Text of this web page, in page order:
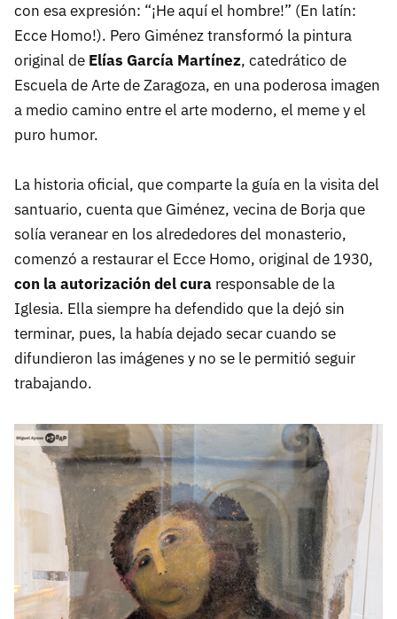
con esa expresión: “¡He aquí el hombre!” (En latín:
Ecce Homo!). Pero Giménez transformó la pintura
original de Elías García Martínez, catedrático de
Escuela de Arte de Zaragoza, en una poderosa imagen
a medio camino entre el arte moderno, el meme y el
puro humor.
La historia oficial, que comparte la guía en la visita del
santuario, cuenta que Giménez, vecina de Borja que
solía veranear en los alrededores del monasterio,
comenzó a restaurar el Ecce Homo, original de 1930,
con la autorización del cura responsable de la
Iglesia. Ella siempre ha defendido que la dejó sin
terminar, pues, la había dejado secar cuando se
difundieron las imágenes y no se le permitió seguir
trabajando.